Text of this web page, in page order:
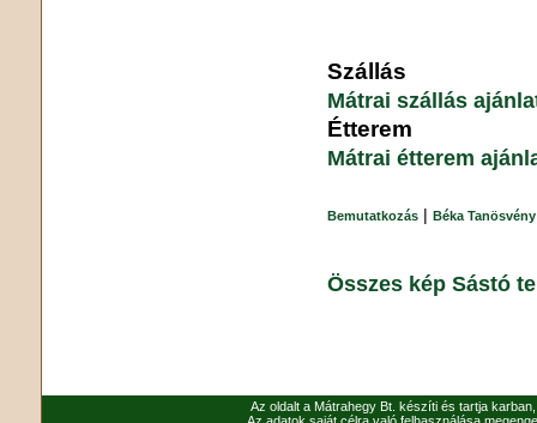
Szállás
Mátrai szállás
Étterem
Mátrai étterem
Bemutatkozás | Béka Tanösvény
Összes kép Sástó
Az oldalt a Mátrahegy Bt. készíti és tartja